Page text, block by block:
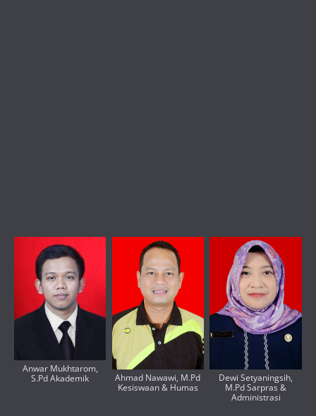
Anwar Mukhtarom,
S.Pd Akademik
Ahmad Nawawi, M.Pd
Kesiswaan & Humas
Dewi Setyaningsih,
M.Pd Sarpras &
Administrasi